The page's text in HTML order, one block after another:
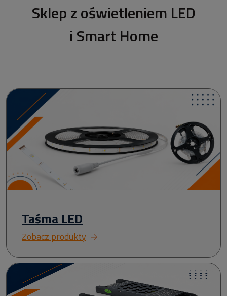
Sklep z oświetleniem LED
i Smart Home
Taśma LED
Zobacz produkty